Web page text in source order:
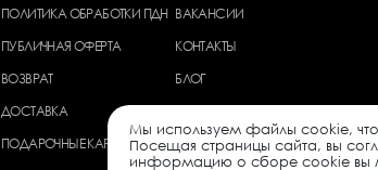
ПОЛИТИКА ОБРАБОТКИ ПДН
ПУБЛИЧНАЯ ОФЕРТА
ВОЗВРАТ
ДОСТАВКА
ПОДАРОЧНЫЕ КАРТЫ
ВАКАНСИИ
КОНТАКТЫ
БЛОГ
Мы используем файлы cookie,
Посещая страницы сайта, вы
информацию о сборе cookie вы